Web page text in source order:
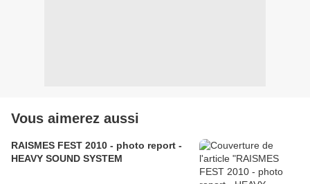
Vous aimerez aussi
RAISMES FEST 2010 - photo report -
HEAVY SOUND SYSTEM